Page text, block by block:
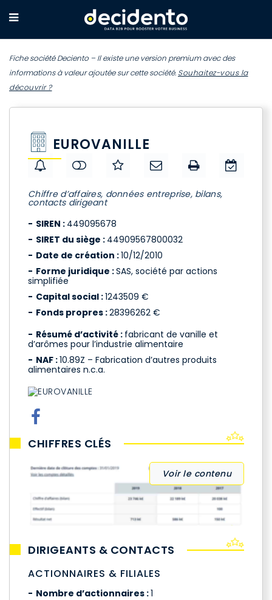
Fiche société Deciento – Il existe une version premium avec des
informations à valeur ajoutée sur cette société. Souhaitez-vous la
découvrir ?
EUROVANILLE
Chiffre d’affaires, données entreprise, bilans,
contacts dirigeant
SIREN : 449095678
SIRET du siège : 44909567800032
Date de création :10/12/2010
Forme juridique :SAS, société par actions
simplifiée
Capital social :1243509 €
Fonds propres :28396262 €
Résumé d’activité : fabricant de vanille et
d’arômes pour l’industrie alimentaire
NAF :10.89Z – Fabrication d’autres produits
alimentaires n.c.a.
CHIFFRES CLÉS
Voir le contenu
DIRIGEANTS & CONTACTS
ACTIONNAIRES & FILIALES
Nombre d’actionnaires :1